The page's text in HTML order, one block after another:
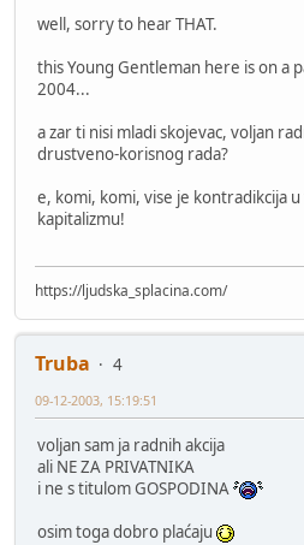
well, sorry to hear THAT.
this Young Gentleman here is on a
2004...
a zar ti nisi mladi skojevac, voljan
drustveno-korisnog rada?
e, komi, komi, vise je kontradikcija
kapitalizmu!
https://ljudska_splacina.com/
Truba
4
09-12-2003, 15:19:51
voljan sam ja radnih akcija
ali NE ZA PRIVATNIKA
i ne s titulom GOSPODINA
osim toga dobro plaćaju